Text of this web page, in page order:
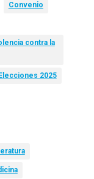
Convenio
contra la
Elecciones 2025